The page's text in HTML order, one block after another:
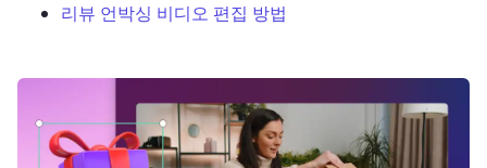
무료 체험하기
리뷰 언박싱 비디오 편집 방법